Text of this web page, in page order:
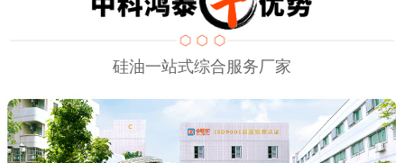
硅油一站式综合服务厂家